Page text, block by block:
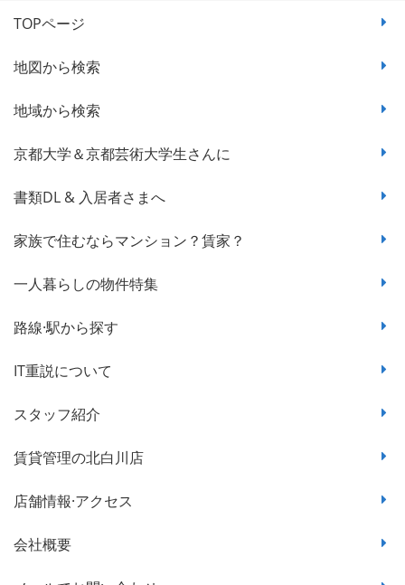
TOPページ
地図から検索
地域から検索
京都大学＆京都芸術大学生さんに
書類DL & 入居者さまへ
家族で住むならマンション？賃家？
一人暮らしの物件特集
路線·駅から探す
IT重説について
スタッフ紹介
賃貸管理の北白川店
店舗情報·アクセス
会社概要